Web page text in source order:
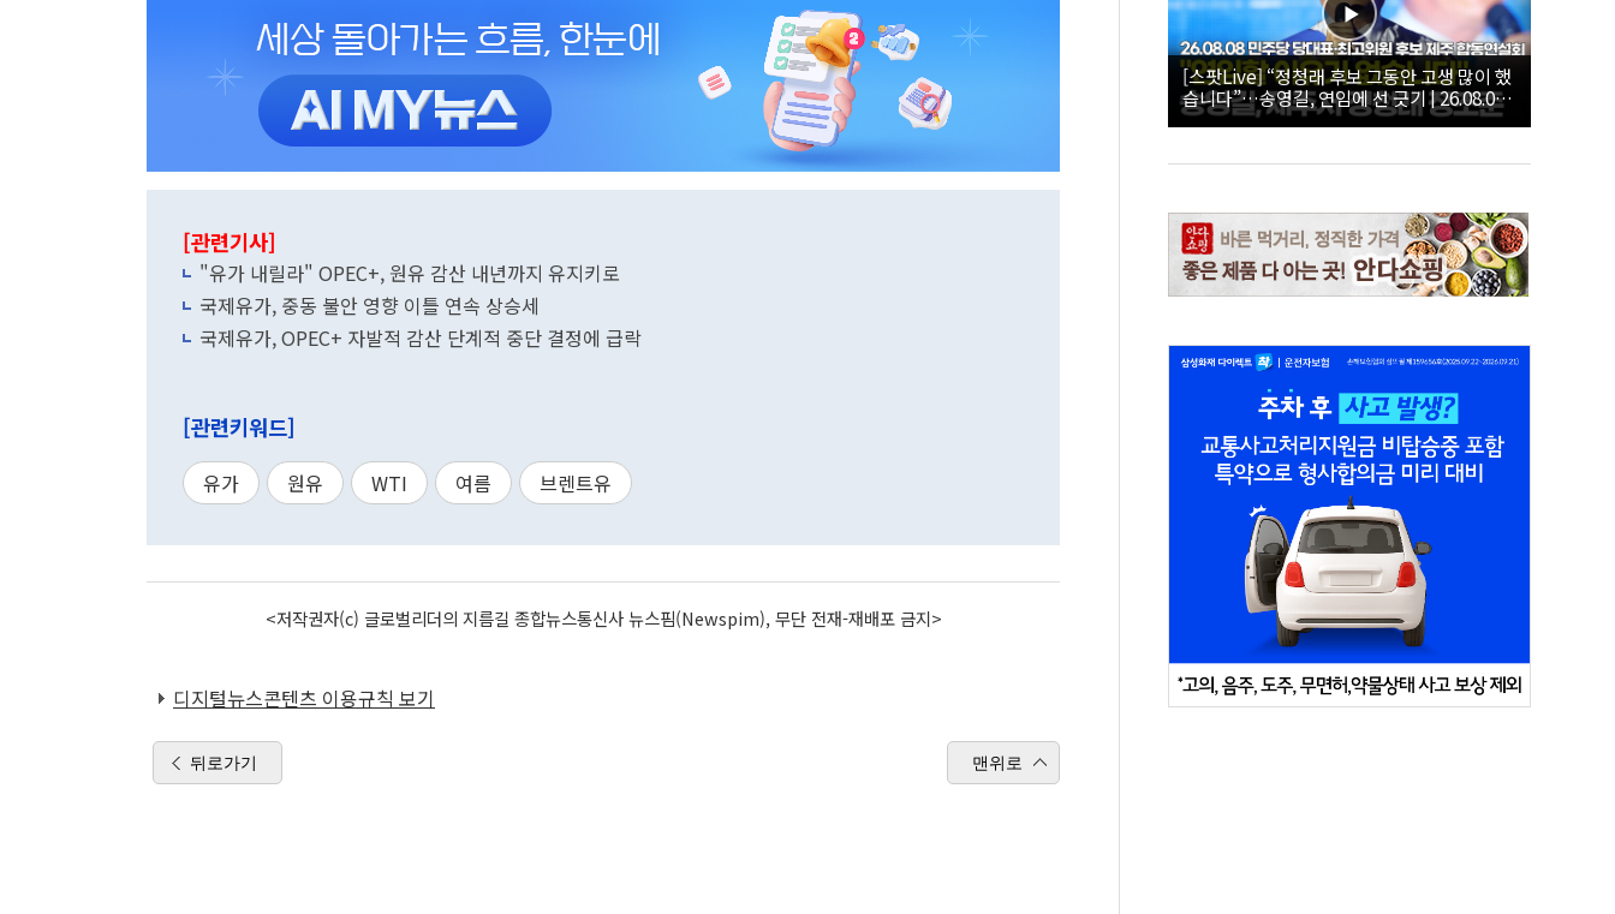
[관련기사]
"유가 내릴라" OPEC+, 원유 감산 내년까지 유지키로
국제유가, 중동 불안 영향 이틀 연속 상승세
국제유가, OPEC+ 자발적 감산 단계적 중단 결정에 급락
[관련키워드]
유가 원유 WTI 여름 브렌트유
<저작권자(c) 글로벌리더의 지름길 종합뉴스통신사 뉴스핌(Newspim), 무단 전재-재배포 금지>
디지털뉴스콘텐츠 이용규칙 보기
뒤로가기 맨위로
[스팟Live] “정청래 후보 그동안 고생 많이 했
습니다”…송영길, 연임에 선 긋기 | 26.08.08
더불어민주당 당대표·최고위원 후보 제주 합